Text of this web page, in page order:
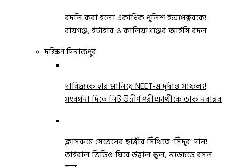
বদলি করা হলো একাধিক পুলিশ ইন্সপেক্টরকে!
রায়গঞ্জ, ইটাহার ও কালিয়াগঞ্জের আইসি বদল
দক্ষিণ দিনাজপুর
দারিদ্র্যকে হার মানিয়ে NEET-এ দুর্দান্ত সাফল্য!
সংবর্ধনা দিতে নিট উত্তীর্ণ পরীক্ষার্থীকে ডাক নবান্নর
ক্লাসরুমে সেভেনের ছাত্রীর সিঁথিতে ‘সিঁদুর’ দান!
ভাইরাল ভিডিও ঘিরে উত্তাল স্কুল, নড়েচড়ে বসল